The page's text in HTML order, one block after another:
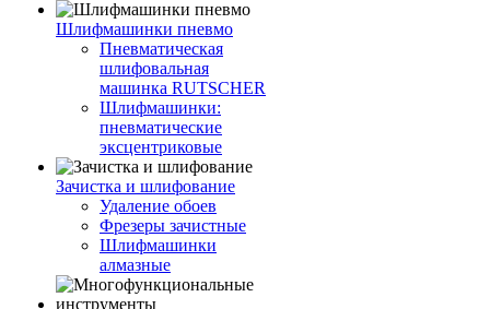
Шлифмашинки пневмо
Пневматическая
шлифовальная
машинка RUTSCHER
Шлифмашинки:
пневматические
эксцентриковые
Зачистка и шлифование
Удаление обоев
Фрезеры зачистные
Шлифмашинки
алмазные